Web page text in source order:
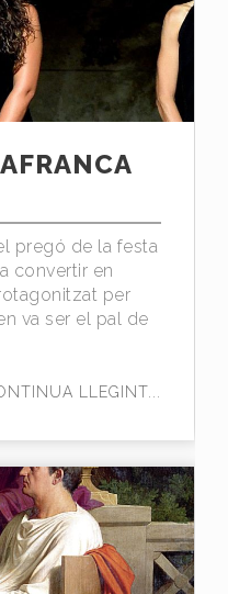
pregó de la festa
convertir en
per
va ser el pal de
LLEGINT...